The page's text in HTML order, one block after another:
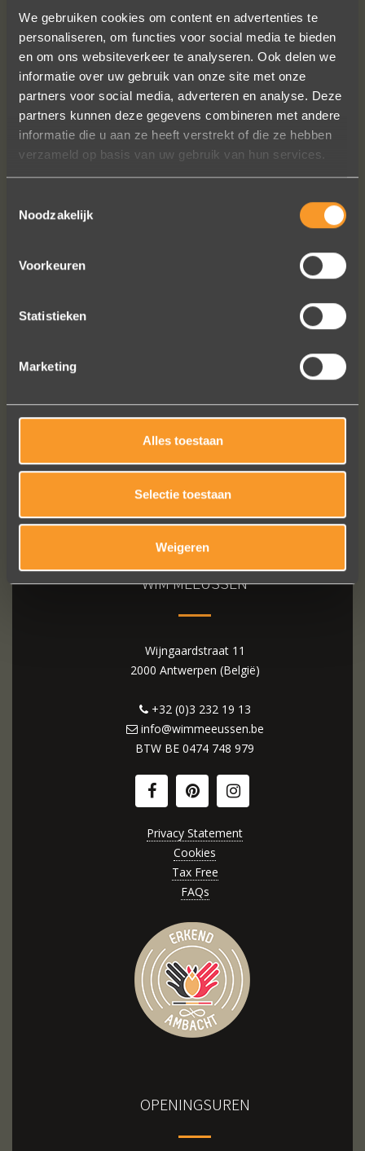
We gebruiken cookies om content en advertenties te
personaliseren, om functies voor social media te bieden
en om ons websiteverkeer te analyseren. Ook delen we
informatie over uw gebruik van onze site met onze
partners voor social media, adverteren en analyse. Deze
partners kunnen deze gegevens combineren met andere
informatie die u aan ze heeft verstrekt of die ze hebben
verzameld op basis van uw gebruik van hun services.
Noodzakelijk
Voorkeuren
Statistieken
Marketing
Alles toestaan
Selectie toestaan
Weigeren
A+ voor ontwerp, klantenservice.
Bedankt voor al je inspanningen en
geduld toen we deze ringen
ontdekten. Ze zijn gewoonweg perfect
voor ons. We hebben ongeveer een
jaar lang online naar ringen gekeken,
WIM MEEUSSEN
Wijngaardstraat 11
2000 Antwerpen (België)
+32 (0)3 232 19 13
info@wimmeeussen.be
BTW BE 0474 748 979
Privacy Statement
Cookies
Tax Free
FAQs
OPENINGSUREN